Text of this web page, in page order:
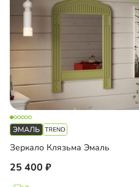
Зеркало Клязьма Эмаль
25 400